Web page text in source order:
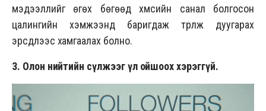
мэдээллийг өгөх бөгөөд хүмүүсийн санал болгосон
цалингийн хэмжээнд баригдаж түрүүлж дуугарах
эрсдлээс хамгаалах болно.
3. Олон нийтийн сүлжээг үл ойшоох хэрэггүй.